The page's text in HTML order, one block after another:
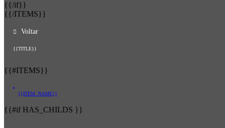
{{/if}}
{{/ITEMS}}
Voltar
{{TITLE}}
{{#ITEMS}}
{{ITEM_NAME}}
{{#if HAS_CHILDS }}